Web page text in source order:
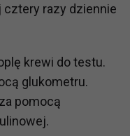
razy dziennie
krewi do testu.
glukometru.
pomocą